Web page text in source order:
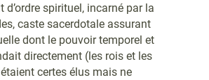
d’ordre spirituel, incarné par la
caste sacerdotale assurant
dont le pouvoir temporel et
directement (les rois et les
certes élus mais ne